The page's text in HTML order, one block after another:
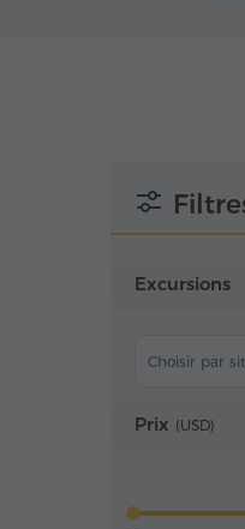
Excursions
Choisir par
Prix (USD)